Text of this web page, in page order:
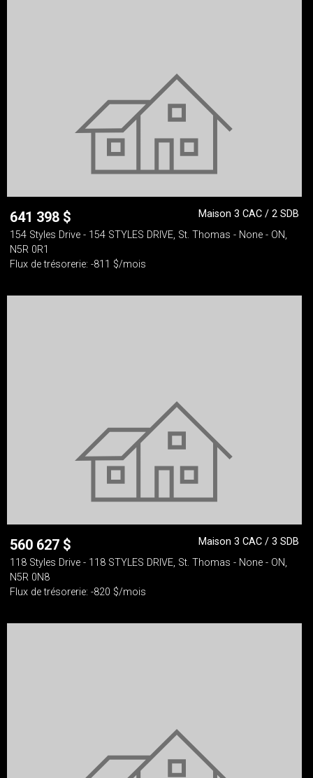
641 398 $
Maison 3 CAC / 2 SDB
154 Styles Drive - 154 STYLES DRIVE, St. Thomas - None - ON,
N5R 0R1
Flux de trésorerie: -811 $/mois
560 627 $
Maison 3 CAC / 3 SDB
118 Styles Drive - 118 STYLES DRIVE, St. Thomas - None - ON,
N5R 0N8
Flux de trésorerie: -820 $/mois